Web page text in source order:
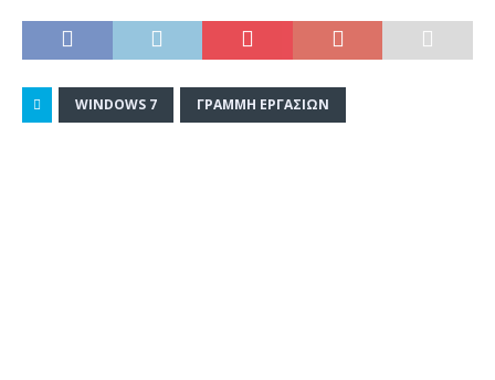
WINDOWS 7 ΓΡΑΜΜΉ ΕΡΓΑΣΙΏΝ